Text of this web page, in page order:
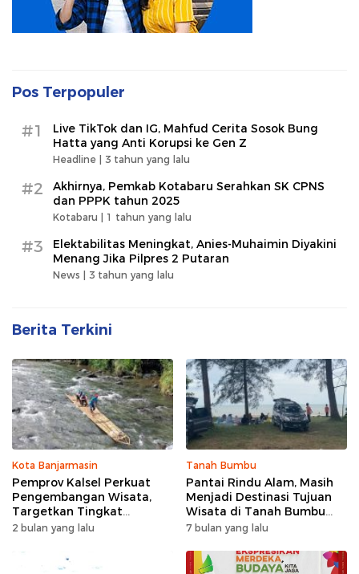
Pos Terpopuler
#1
Live TikTok dan IG, Mahfud Cerita Sosok Bung
Hatta yang Anti Korupsi ke Gen Z
Headline | 3 tahun yang lalu
#2
Akhirnya, Pemkab Kotabaru Serahkan SK CPNS
dan PPPK tahun 2025
Kotabaru | 1 tahun yang lalu
#3
Elektabilitas Meningkat, Anies-Muhaimin Diyakini
Menang Jika Pilpres 2 Putaran
News | 3 tahun yang lalu
Berita Terkini
Kota Banjarmasin
Pemprov Kalsel Perkuat
Pengembangan Wisata,
Targetkan Tingkat
Kunjungan Naik 5 Persen di
2 bulan yang lalu
Tanah Bumbu
Pantai Rindu Alam, Masih
Menjadi Destinasi Tujuan
Wisata di Tanah Bumbu
dengan Rindangnya Pohon
7 bulan yang lalu